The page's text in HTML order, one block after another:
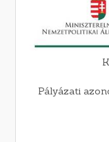
Pályázati